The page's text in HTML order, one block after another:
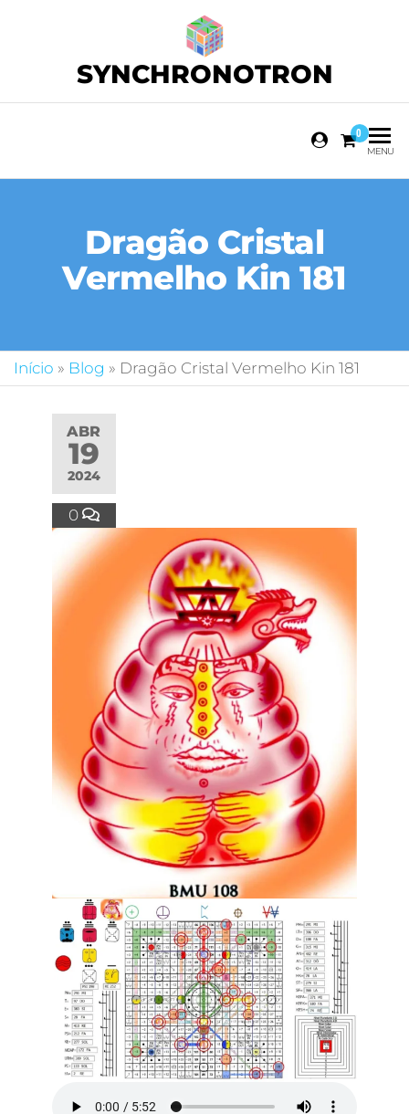
SYNCHRONOTRON
0
MENU
Dragão Cristal
Vermelho Kin 181
Início » Blog » Dragão Cristal Vermelho Kin 181
ABR
19
2024
0